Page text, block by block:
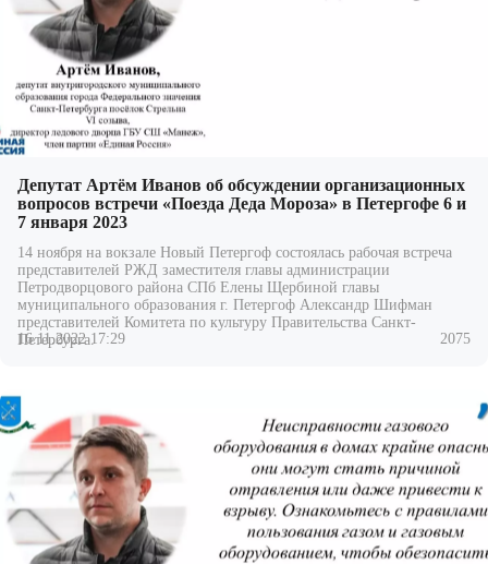
Депутат Артём Иванов об обсуждении организационных
вопросов встречи «Поезда Деда Мороза» в Петергофе 6 и
7 января 2023
14 ноября на вокзале Новый Петергоф состоялась рабочая встреча
представителей РЖД заместителя главы администрации
Петродворцового района СПб Елены Щербиной главы
муниципального образования г. Петергоф Александр Шифман
представителей Комитета по культуру Правительства Санкт-
Петербурга.
16.11.2022 17:29 2075